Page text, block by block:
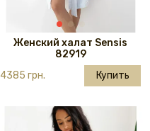
Женский халат Sensis
82919
4385 грн.
Купить